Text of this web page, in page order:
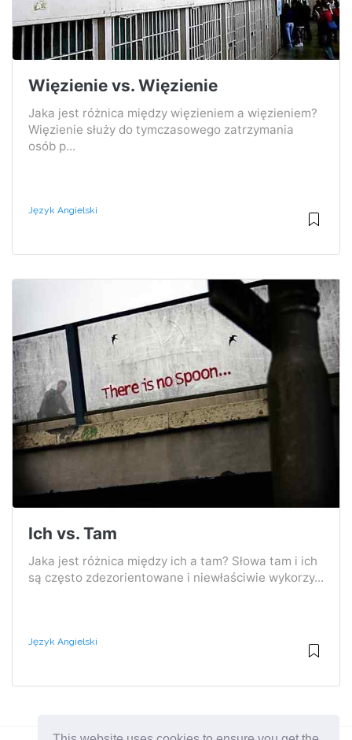
Więzienie vs. Więzienie
Jaka jest różnica między więzieniem a więzieniem?
Więzienie służy do tymczasowego zatrzymania
osób p...
Język Angielski
Ich vs. Tam
Jaka jest różnica między ich a tam? Słowa tam i ich
są często zdezorientowane i niewłaściwie wykorzy...
Język Angielski